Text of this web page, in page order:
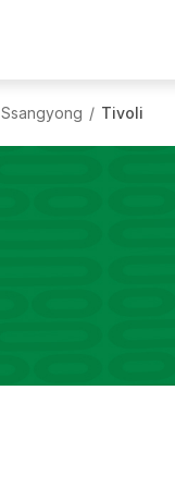
Ssangyong / Tivoli